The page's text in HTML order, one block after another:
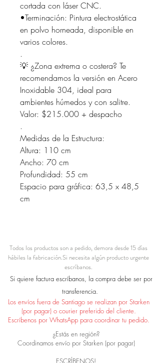
cortada con láser CNC.
•Terminación: Pintura electrostática
en polvo horneada, disponible en
varios colores.
.
💡 ¿Zona extrema o costera? Te
recomendamos la versión en Acero
Inoxidable 304, ideal para
ambientes húmedos y con salitre.
Valor: $215.000 + despacho
.
Medidas de la Estructura:
Altura: 110 cm
Ancho: 70 cm
Profundidad: 55 cm
Espacio para gráfica: 63,5 x 48,5
cm
Todos los productos son a pedido, demora desde 15 días
hábiles la fabricación.Si necesita algún producto urgente
escríbanos.
Si quiere factura escríbanos, la compra debe ser por
transferencia.
Los envíos fuera de Santiago se realizan por Starken
(por pagar) o courier preferido del cliente.
Escríbenos por WhatsApp para coordinar tu pedido.
¿Estás en región?
Coordinamos envío por Starken (por pagar)
ESCRÍBENOS!